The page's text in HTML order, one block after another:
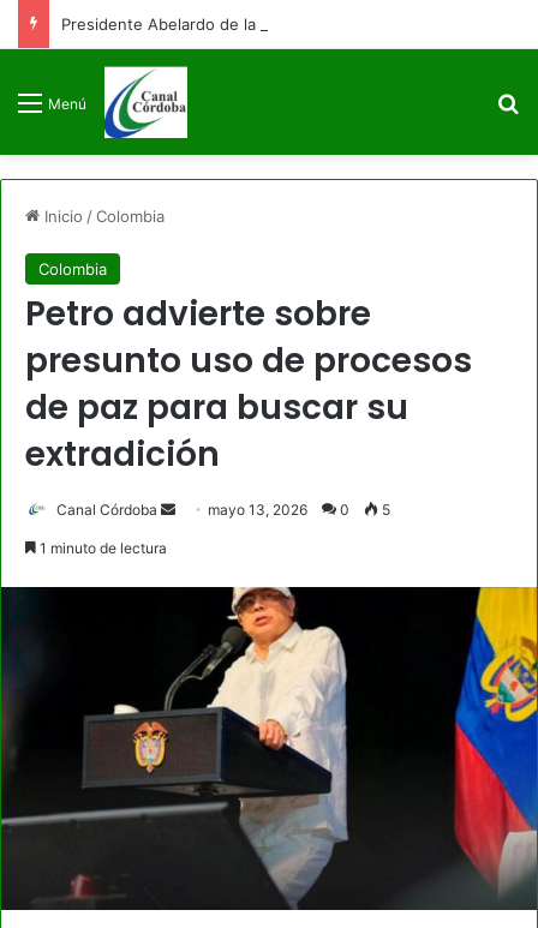
Menú
Inicio /Colombia
Colombia
Petro advierte sobre
presunto uso de procesos
de paz para buscar su
extradición
Canal Córdoba
Send mayo 13, 2026 0 5
1 minuto de lectura